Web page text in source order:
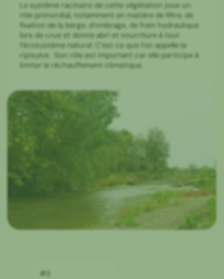
Le système racinaire de cette végétation joue un
rôle primordial, notamment en matière de filtre, de
fixation de la berge, d’ombrage, de frein hydraulique
lors de crue et donne abri et nourriture à tout
l’écosystème naturel. C’est ce que l’on appelle la
ripisylve. Son rôle est important car elle participe à
limiter le réchauffement climatique.
#3